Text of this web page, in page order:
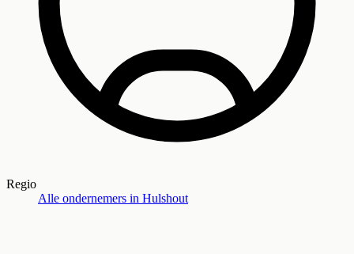
Regio
Alle ondernemers in Hulshout